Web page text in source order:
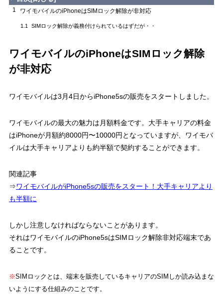
1 ワイモバイルのiPhoneはSIMロック解除が非対応
1.1 SIMロック解除が義務付けられているはずだが・・
ワイモバイルのiPhoneはSIMロック解除
が非対応
ワイモバイルは3月4日からiPhone5sの販売をスタートしました。
ワイモバイルの最大の魅力は月額料金です。大手キャリアの料金
はiPhoneが月額約8000円〜10000円となっていますが、ワイモバ
イルは大手キャリアよりも約半額で契約することができます。
関連記事
⇒ワイモバイルがiPhone5sの販売をスタート！大手キャリアより
も半額に
しかし注意しなければならないことがあります。
それはワイモバイルのiPhone5sはSIMロック解除非対応端末であ
ることです。
※SIMロックとは、端末を販売しているキャリアのSIMしか読み込まな
いようにする仕組みのことです。